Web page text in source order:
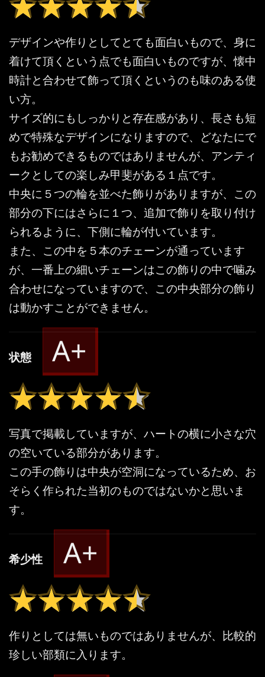
デザインや作りとしてとても面白いもので、身に
着けて頂くという点でも面白いものですが、懐中
時計と合わせて飾って頂くというのも味のある使
い方。
サイズ的にもしっかりと存在感があり、長さも短
めで特殊なデザインになりますので、どなたにで
もお勧めできるものではありませんが、アンティ
ークとしての楽しみ甲斐がある１点です。
中央に５つの輪を並べた飾りがありますが、この
部分の下にはさらに１つ、追加で飾りを取り付け
られるように、下側に輪が付いています。
また、この中を５本のチェーンが通っています
が、一番上の細いチェーンはこの飾りの中で噛み
合わせになっていますので、この中央部分の飾り
は動かすことができません。
状態 A+
★★★★★
★★★★★
写真で掲載していますが、ハートの横に小さな穴
の空いている部分があります。
この手の飾りは中央が空洞になっているため、お
そらく作られた当初のものではないかと思いま
す。
希少性 A+
★★★★★
★★★★★
作りとしては無いものではありませんが、比較的
珍しい部類に入ります。